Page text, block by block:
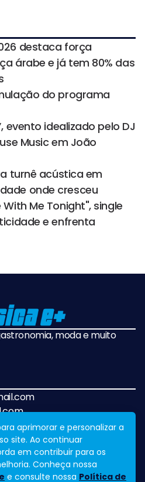
destaca força
árabe e já tem 80% das
do programa
evento idealizado pelo DJ
Music em João
turnê acústica em
onde cresceu
With Me Tonight", single
e enfrenta
moda e muito
aprimorar e personalizar a
site. Ao continuar
em contribuir para os
Conheça nossa
e consulte nossa Política de